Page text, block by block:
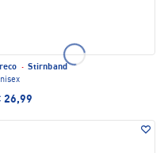
· Stirnband
26,99